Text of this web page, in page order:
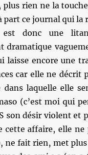
rien ne la
part ce journal qui la
donc une
dramatique
laisse encore une
car elle ne décrit
dans laquelle elle
(c’est moi qui
son désir violent et
cette affaire, elle ne
ne fait rien, met